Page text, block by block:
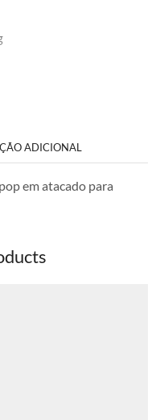
ADICIONAL
em atacado para